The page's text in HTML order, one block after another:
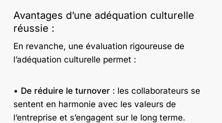
Avantages d’une adéquation culturelle
réussie :
En revanche, une évaluation rigoureuse de
l’adéquation culturelle permet :
• De réduire le turnover: les collaborateurs se
sentent en harmonie avec les valeurs de
l’entreprise et s’engagent sur le long terme.